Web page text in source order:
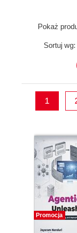
Pokaż
Sortuj wg:
1
Promocja